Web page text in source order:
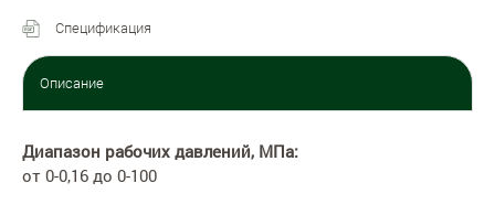
Описание
Спецификация
Диапазон рабочих давлений, МПа:
от 0-0,16 до 0-100